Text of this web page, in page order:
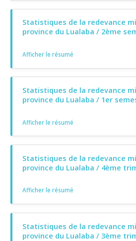
Statistiques de la redevance
province du Lualaba / 2ème
Afficher le résumé
Statistiques de la redevance
province du Lualaba / 1er
Afficher le résumé
Statistiques de la redevance
province du Lualaba / 4ème
Afficher le résumé
Statistiques de la redevance
province du Lualaba / 3ème